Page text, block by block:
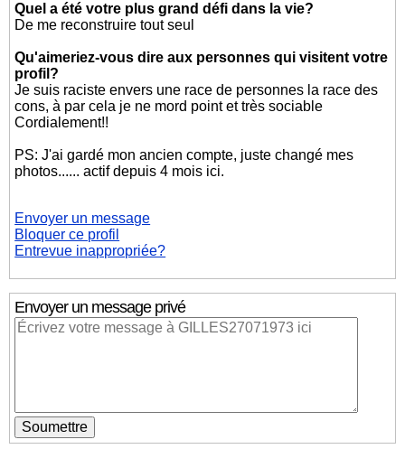
Quel a été votre plus grand défi dans la vie?
De me reconstruire tout seul
Qu'aimeriez-vous dire aux personnes qui visitent votre
profil?
Je suis raciste envers une race de personnes la race des
cons, à par cela je ne mord point et très sociable
Cordialement!!
PS: J'ai gardé mon ancien compte, juste changé mes
photos...... actif depuis 4 mois ici.
Envoyer un message
Bloquer ce profil
Entrevue inappropriée?
Envoyer un message privé